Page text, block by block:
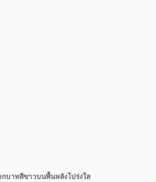
บาทสีขาวบนพื้นหลังโปร่งใส